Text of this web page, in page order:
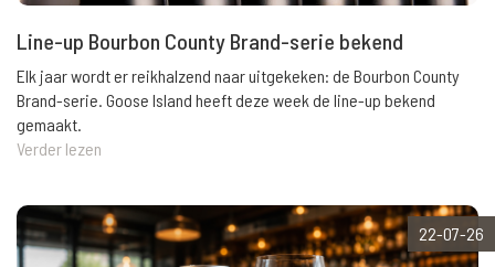
Line-up Bourbon County Brand-serie bekend
Elk jaar wordt er reikhalzend naar uitgekeken: de Bourbon County
Brand-serie. Goose Island heeft deze week de line-up bekend
gemaakt.
Verder lezen
22-07-26